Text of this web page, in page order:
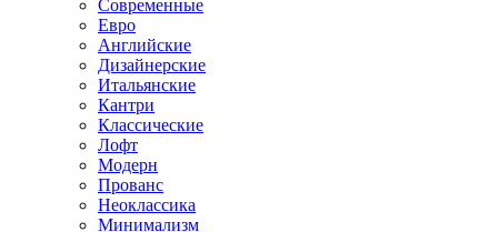
Современные
Евро
Английские
Дизайнерские
Итальянские
Кантри
Классические
Лофт
Модерн
Прованс
Неоклассика
Минимализм